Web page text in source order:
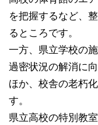
を把握するなど、
るところです。
一方、県立学校の
過密状況の解消に
ほか、校舎の老朽
す。
県立高校の特別教